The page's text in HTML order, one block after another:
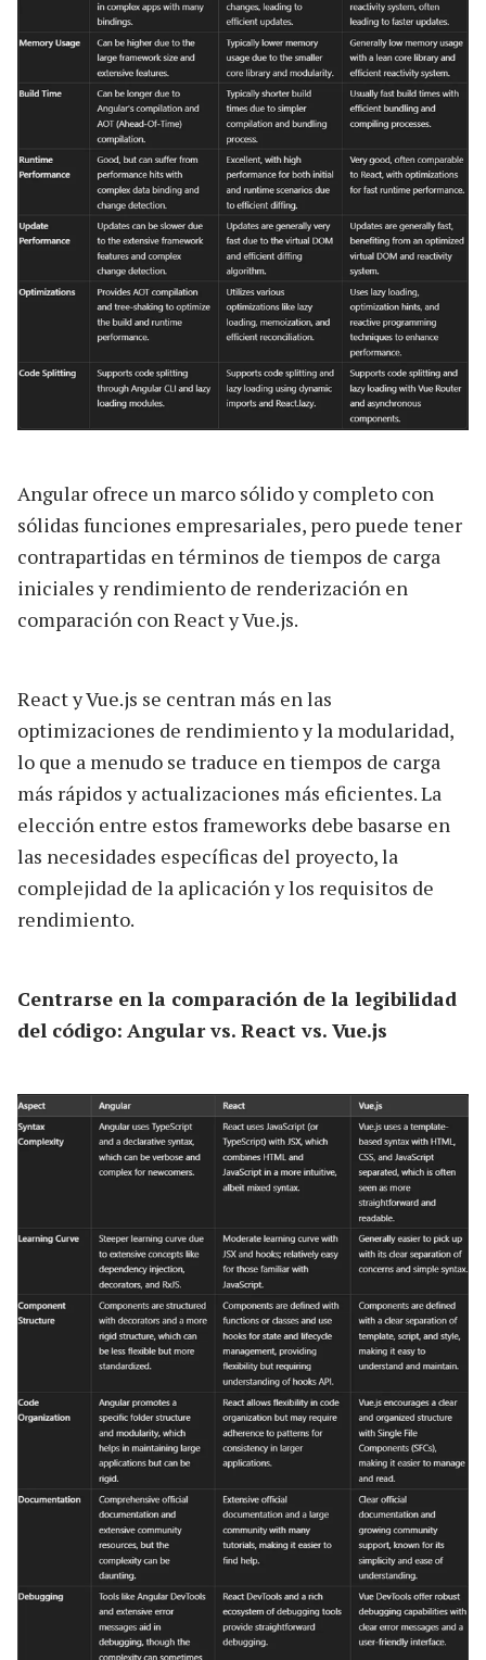
Angular ofrece un marco sólido y completo con
sólidas funciones empresariales, pero puede tener
contrapartidas en términos de tiempos de carga
iniciales y rendimiento de renderización en
comparación con React y Vue.js.
React y Vue.js se centran más en las
optimizaciones de rendimiento y la modularidad,
lo que a menudo se traduce en tiempos de carga
más rápidos y actualizaciones más eficientes. La
elección entre estos frameworks debe basarse en
las necesidades específicas del proyecto, la
complejidad de la aplicación y los requisitos de
rendimiento.
Centrarse en la comparación de la legibilidad
del código: Angular vs. React vs. Vue.js